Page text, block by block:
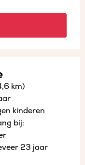
km)
kinderen
bij:
23 jaar